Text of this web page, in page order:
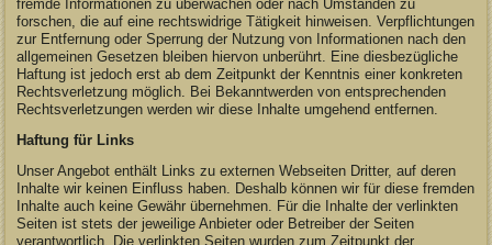
fremde Informationen zu überwachen oder nach Umständen zu
forschen, die auf eine rechtswidrige Tätigkeit hinweisen. Verpflichtungen
zur Entfernung oder Sperrung der Nutzung von Informationen nach den
allgemeinen Gesetzen bleiben hiervon unberührt. Eine diesbezügliche
Haftung ist jedoch erst ab dem Zeitpunkt der Kenntnis einer konkreten
Rechtsverletzung möglich. Bei Bekanntwerden von entsprechenden
Rechtsverletzungen werden wir diese Inhalte umgehend entfernen.
Haftung für Links
Unser Angebot enthält Links zu externen Webseiten Dritter, auf deren
Inhalte wir keinen Einfluss haben. Deshalb können wir für diese fremden
Inhalte auch keine Gewähr übernehmen. Für die Inhalte der verlinkten
Seiten ist stets der jeweilige Anbieter oder Betreiber der Seiten
verantwortlich. Die verlinkten Seiten wurden zum Zeitpunkt der